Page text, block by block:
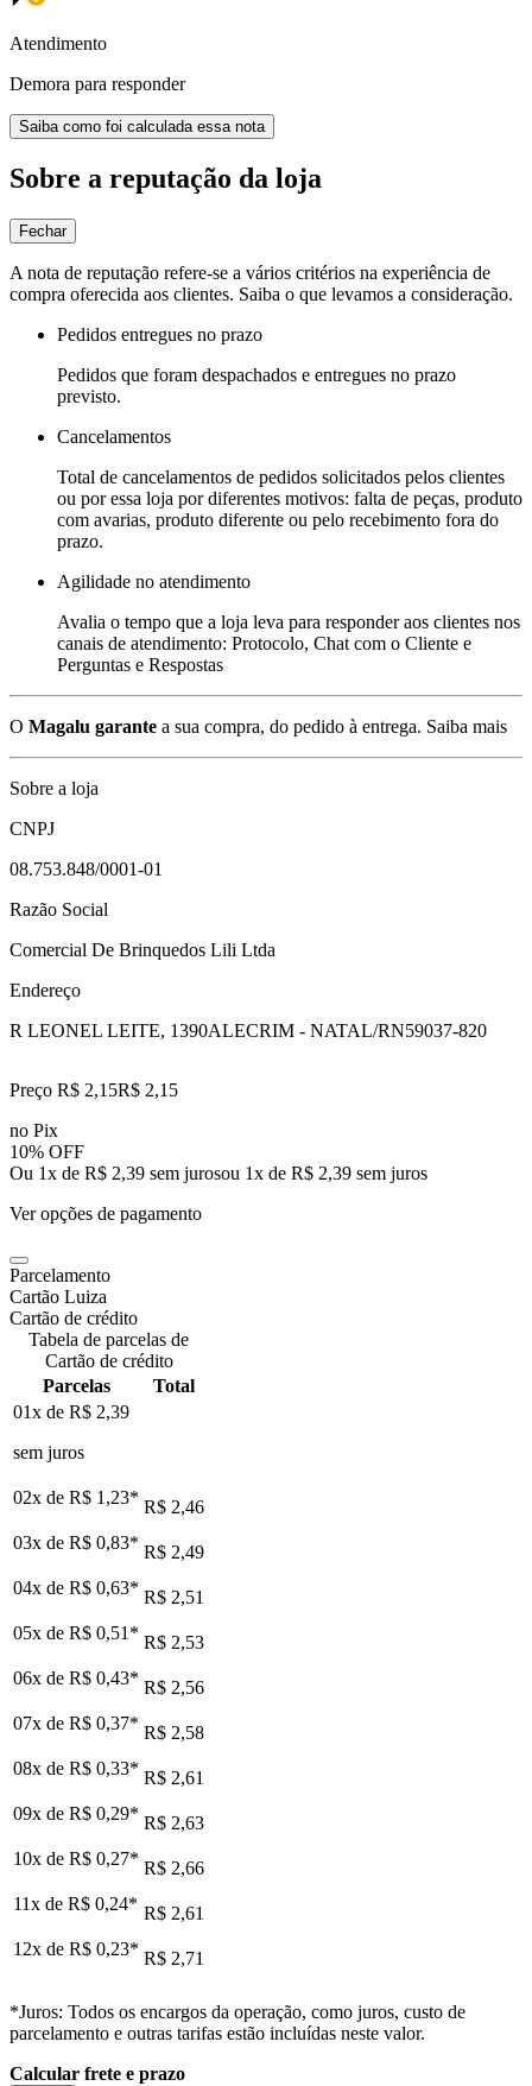
Atendimento
Demora para responder
Saiba como foi calculada essa nota
Sobre a reputação da loja
Fechar
A nota de reputação refere-se a vários critérios na experiência de
compra oferecida aos clientes. Saiba o que levamos a consideração.
Pedidos entregues no prazo
Pedidos que foram despachados e entregues no prazo
previsto.
Cancelamentos
Total de cancelamentos de pedidos solicitados pelos clientes
ou por essa loja por diferentes motivos: falta de peças, produto
com avarias, produto diferente ou pelo recebimento fora do
prazo.
Agilidade no atendimento
Avalia o tempo que a loja leva para responder aos clientes nos
canais de atendimento: Protocolo, Chat com o Cliente e
Perguntas e Respostas
O Magalu garante a sua compra, do pedido à entrega. Saiba mais
Sobre a loja
CNPJ
08.753.848/0001-01
Razão Social
Comercial De Brinquedos Lili Ltda
Endereço
R LEONEL LEITE, 1390ALECRIM - NATAL/RN59037-820
Preço R$ 2,15R$ 2,15
no Pix
10% OFF
Ou 1x de R$ 2,39 sem jurosou 1x de R$ 2,39 sem juros
Ver opções de pagamento
Parcelamento
Cartão Luiza
Cartão de crédito
Tabela de parcelas de
Cartão de crédito
Parcelas
Total
01x de R$ 2,39
sem juros
02x de R$ 1,23* R$ 2,46
03x de R$ 0,83* R$ 2,49
04x de R$ 0,63* R$ 2,51
05x de R$ 0,51 * R$ 2,53
06x de R$ 0,43* R$ 2,56
07x de R$ 0,37* R$ 2,58
08x de R$ 0,33* R$ 2,61
09x de R$ 0,29* R$ 2,63
10x de R$ 0,27* R$ 2,66
11x de R$ 0,24* R$ 2,61
12x de R$ 0,23* R$ 2,71
*Juros: Todos os encargos da operação, como juros, custo de
parcelamento e outras tarifas estão incluídas neste valor.
Calcular frete e prazo